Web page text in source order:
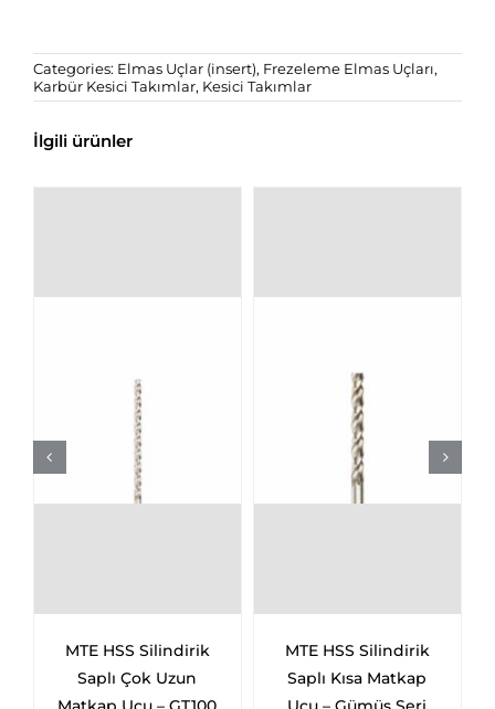
Categories: Elmas Uçlar (insert), Frezeleme Elmas Uçları,
Karbür Kesici Takımlar, Kesici Takımlar
İlgili ürünler
Silindirik
MTE HSS Silindirik
Saplı Çok Kısa
MTE HSS
Saplı Uzun